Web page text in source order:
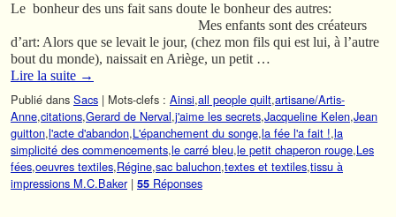
Le bonheur des uns fait sans doute le bonheur des autres:
Mes enfants sont des créateurs
d’art: Alors que se levait le jour, (chez mon fils qui est lui, à l’autre
bout du monde), naissait en Ariège, un petit …
Lire la suite →
Publié dans Sacs | Mots-clefs : Ainsi,all people quilt,artisane/Artis-
Anne,citations,Gerard de Nerval,j'aime les secrets,Jacqueline Kelen,Jean
guitton,l'acte d'abandon,L'épanchement du songe,la fée l'a fait !,la
simplicité des commencements,le carré bleu,le petit chaperon rouge,Les
fées,oeuvres textiles,Régine,sac baluchon,textes et textiles,tissu à
impressions M.C.Baker | 55 Réponses